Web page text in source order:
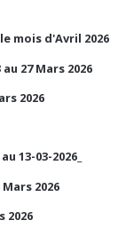
mois d'Avril 2026
27 Mars 2026
2026
13-03-2026_
2026
2026